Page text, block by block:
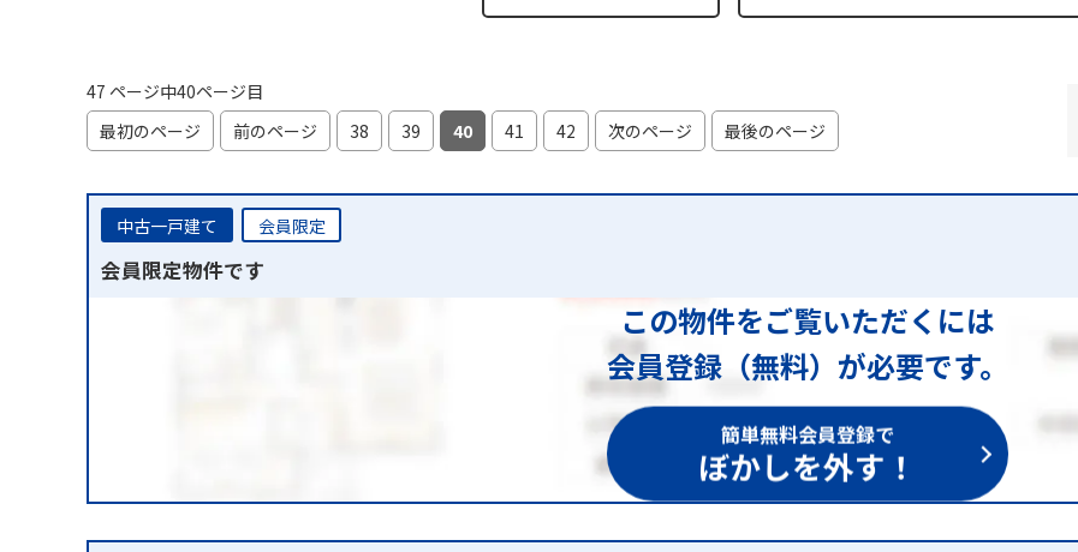
47 ページ中40ページ目
最初のページ
前のページ 38 39 40 41 42 次のページ 最後のページ
中古一戸建て 会員限定
会員限定物件です
この物件をご覧いただくには
会員登録（無料）が必要です。
簡単無料会員登録で
ぼかしを外す！